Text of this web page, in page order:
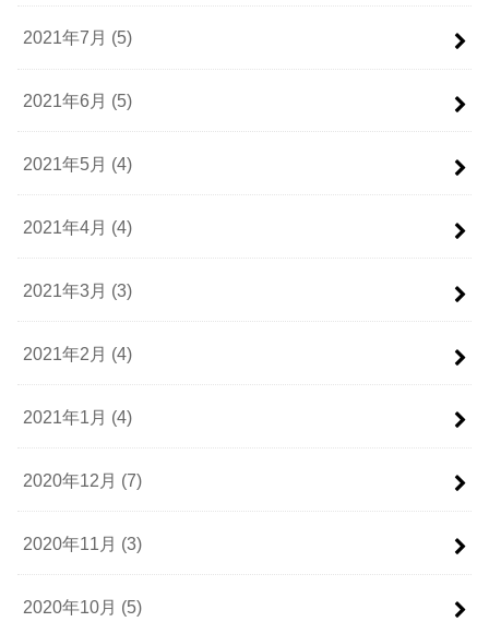
2021年7月 (5)
2021年6月 (5)
2021年5月 (4)
2021年4月 (4)
2021年3月 (3)
2021年2月 (4)
2021年1月 (4)
2020年12月 (7)
2020年11月 (3)
2020年10月 (5)